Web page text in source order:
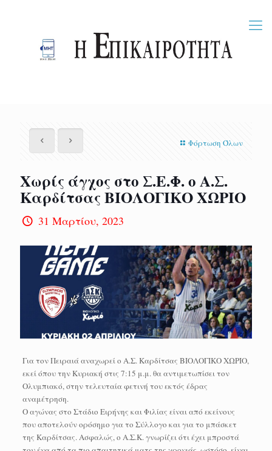
Φόρτωση Όλων
Χωρίς άγχος στο Σ.Ε.Φ. ο Α.Σ.
Καρδίτσας ΒΙΟΛΟΓΙΚΟ ΧΩΡΙΟ
31 Μαρτίου, 2023
Για τον Πειραιά αναχωρεί ο Α.Σ. Καρδίτσας ΒΙΟΛΟΓΙΚΟ ΧΩΡΙΟ,
εκεί όπου την Κυριακή στις 7:15 μ.μ. θα αντιμετωπίσει τον
Ολυμπιακό, στην τελευταία φετινή του εκτός έδρας
αναμέτρηση.
Ο αγώνας στο Στάδιο Ειρήνης και Φιλίας είναι από εκείνους
που αποτελούν ορόσημο για το Σύλλογο και για το μπάσκετ
της Καρδίτσας. Ασφαλώς, ο Α.Σ.Κ. γνωρίζει ότι έχει μπροστά